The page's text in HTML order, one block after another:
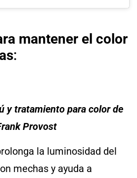
mantener el color
:
y tratamiento para color de
Provost
la luminosidad del
mechas y ayuda a